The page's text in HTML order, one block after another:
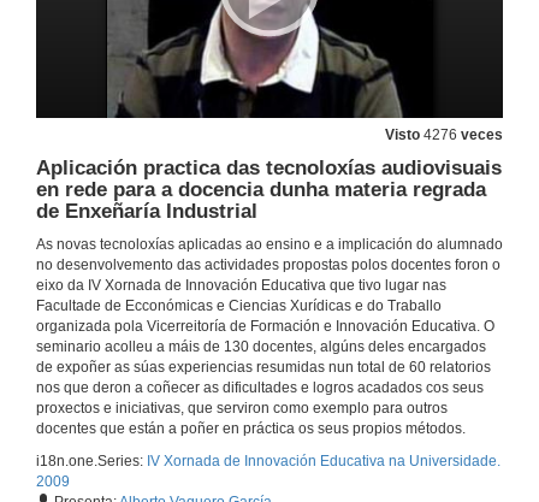
Visto 4276 veces
Aplicación practica das tecnoloxías audiovisuais
en rede para a docencia dunha materia regrada
de Enxeñaría Industrial
As novas tecnoloxías aplicadas ao ensino e a implicación do alumnado
no desenvolvemento das actividades propostas polos docentes foron o
eixo da IV Xornada de Innovación Educativa que tivo lugar nas
Facultade de Ecconómicas e Ciencias Xurídicas e do Traballo
organizada pola Vicerreitoría de Formación e Innovación Educativa. O
seminario acolleu a máis de 130 docentes, algúns deles encargados
de expoñer as súas experiencias resumidas nun total de 60 relatorios
nos que deron a coñecer as dificultades e logros acadados cos seus
proxectos e iniciativas, que serviron como exemplo para outros
docentes que están a poñer en práctica os seus propios métodos.
i18n.one.Series: IV Xornada de Innovación Educativa na Universidade.
2009